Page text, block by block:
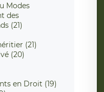
Modes
des
(21)
(21)
(20)
en Droit (19)